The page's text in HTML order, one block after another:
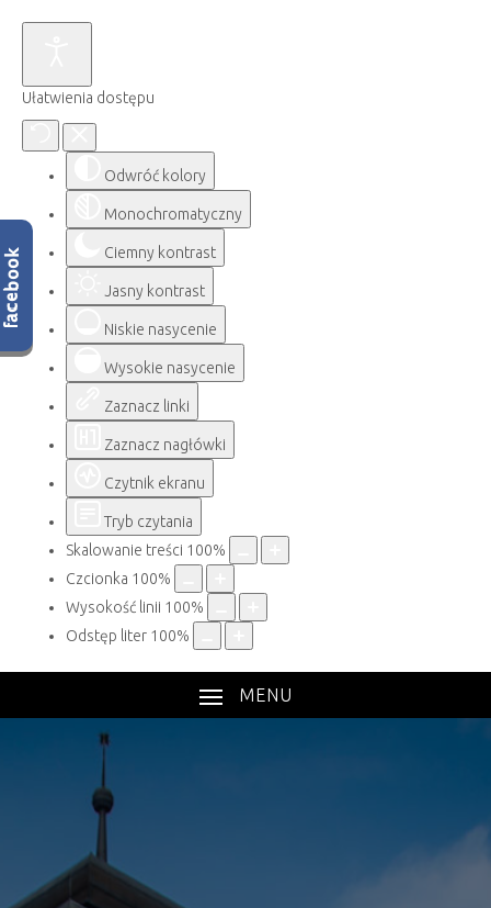
Ułatwienia dostępu
Odwróć kolory
Monochromatyczny
Ciemny kontrast
Jasny kontrast
Niskie nasycenie
Wysokie nasycenie
Zaznacz linki
Zaznacz nagłówki
Czytnik ekranu
Tryb czytania
Skalowanie treści 100%
Czcionka 100%
Wysokość linii 100%
Odstęp liter 100%
MENU